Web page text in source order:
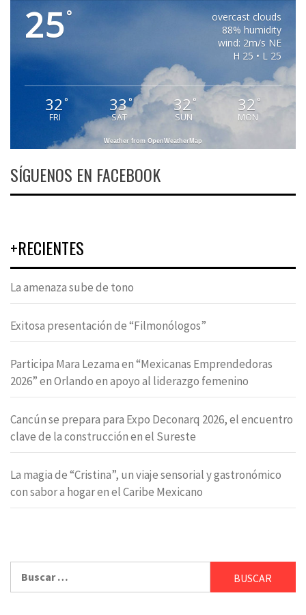
25°
overcast clouds
88% humidity
wind: 2m/s NE
H 25 • L 25
32°
FRI
33°
SAT
32 °
SUN
32 °
MON
Weather from OpenWeatherMap
SÍGUENOS EN FACEBOOK
+RECIENTES
La amenaza sube de tono
Exitosa presentación de “Filmonólogos”
Participa Mara Lezama en “Mexicanas Emprendedoras
2026” en Orlando en apoyo al liderazgo femenino
Cancún se prepara para Expo Deconarq 2026, el encuentro
clave de la construcción en el Sureste
La magia de “Cristina”, un viaje sensorial y gastronómico
con sabor a hogar en el Caribe Mexicano